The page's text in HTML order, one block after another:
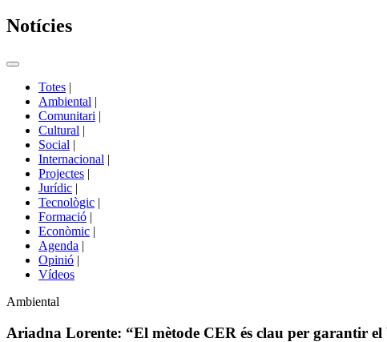
Notícies
Commutador
portals
Totes |
Ambiental |
Comunitari |
Cultural |
Social |
Internacional |
Projectes |
Jurídic |
Tecnològic |
Formació |
Econòmic |
Agenda |
Opinió |
Vídeos
Àmbit
la
Ambiental
Ariadna Lorente: “El mètode CER és clau per garantir